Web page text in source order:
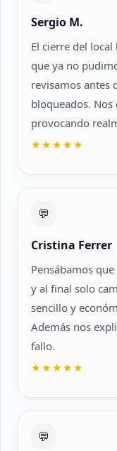
Sergio M.
El cierre del
que ya no
revisamos antes
bloqueados. Nos
provocando
★★★★★
💬
Cristina Ferrer
Pensábamos
y al final solo
sencillo y
Además nos
fallo.
★★★★★
💬